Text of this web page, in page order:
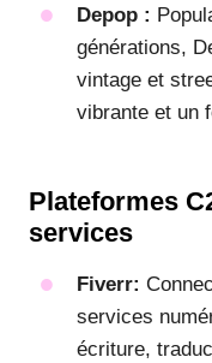
Depop :
générations,
vintage et
vibrante et un
Plateformes
services
Fiverr:
services
écriture,